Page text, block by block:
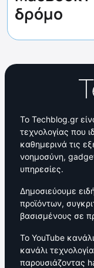
δρόμο
Το Techblog.gr
τεχνολογίας που
καθημερινά τις
νοημοσύνη,
υπηρεσίες.
Δημοσιεύουμε
προϊόντων,
βασισμένους σε
Το YouTube
κανάλι
παρουσιάζοντας